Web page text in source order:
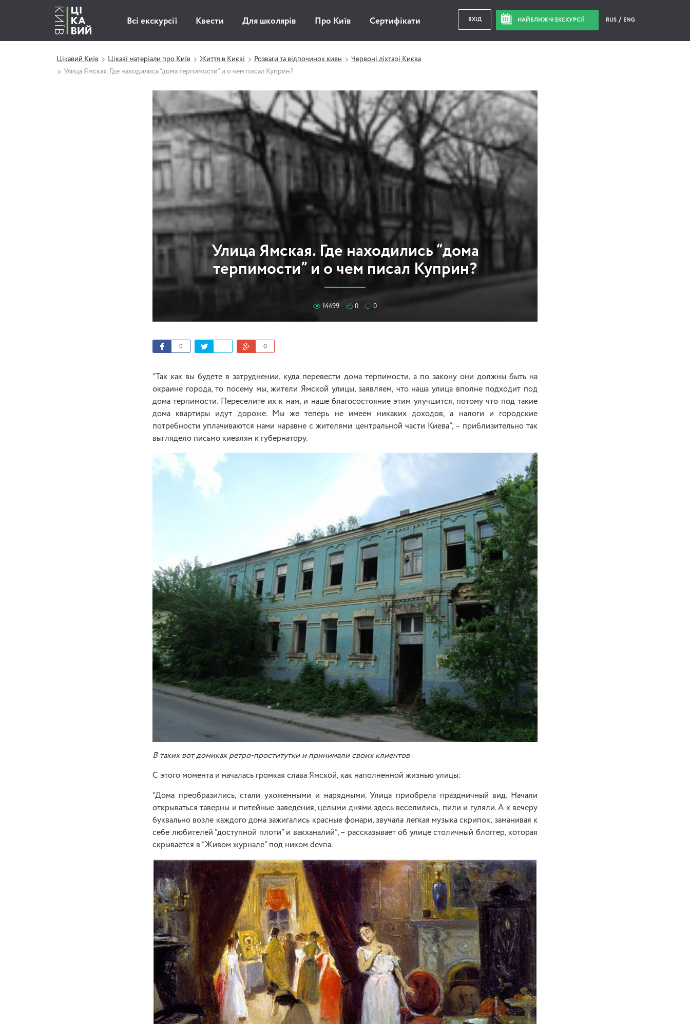
Всі екскурсії Квести Для школярів Про Київ Сертифікати ВХІД НАЙБЛИЖЧІ ЕКСКУРСІЇ RUS ENG
Цікавий Київ Цікаві матеріали про Київ Життя в Києві Розваги та відпочинок киян
Червоні ліхтарі Києва
Улица Ямская. Где находились “дома терпимости” и о чем писал Куприн?
Улица Ямская. Где находились “дома
терпимости” и о чем писал Куприн?
14499 0 0
0 0
“Так как вы будете в затруднении, куда перевести дома терпимости, а по закону они должны быть на
окраине города, то посему мы, жители Ямской улицы, заявляем, что наша улица вполне подходит под
дома терпимости. Переселите их к нам, и наше благосостояние этим улучшится, потому что под такие
дома квартиры идут дороже. Мы же теперь не имеем никаких доходов, а налоги и городские
потребности уплачиваются нами наравне с жителями центральной части Киева”, – приблизительно так
выглядело письмо киевлян к губернатору.
В таких вот домиках ретро-проститутки и принимали своих клиентов
С этого момента и началась громкая слава Ямской, как наполненной жизнью улицы:
“Дома преобразились, стали ухоженными и нарядными. Улица приобрела праздничный вид. Начали
открываться таверны и питейные заведения, целыми днями здесь веселились, пили и гуляли. А к вечеру
буквально возле каждого дома зажигались красные фонари, звучала легкая музыка скрипок, заманивая к
себе любителей “доступной плоти” и вакханалий”, – рассказывает об улице столичный блоггер, которая
скрывается в “Живом журнале” под ником devna.